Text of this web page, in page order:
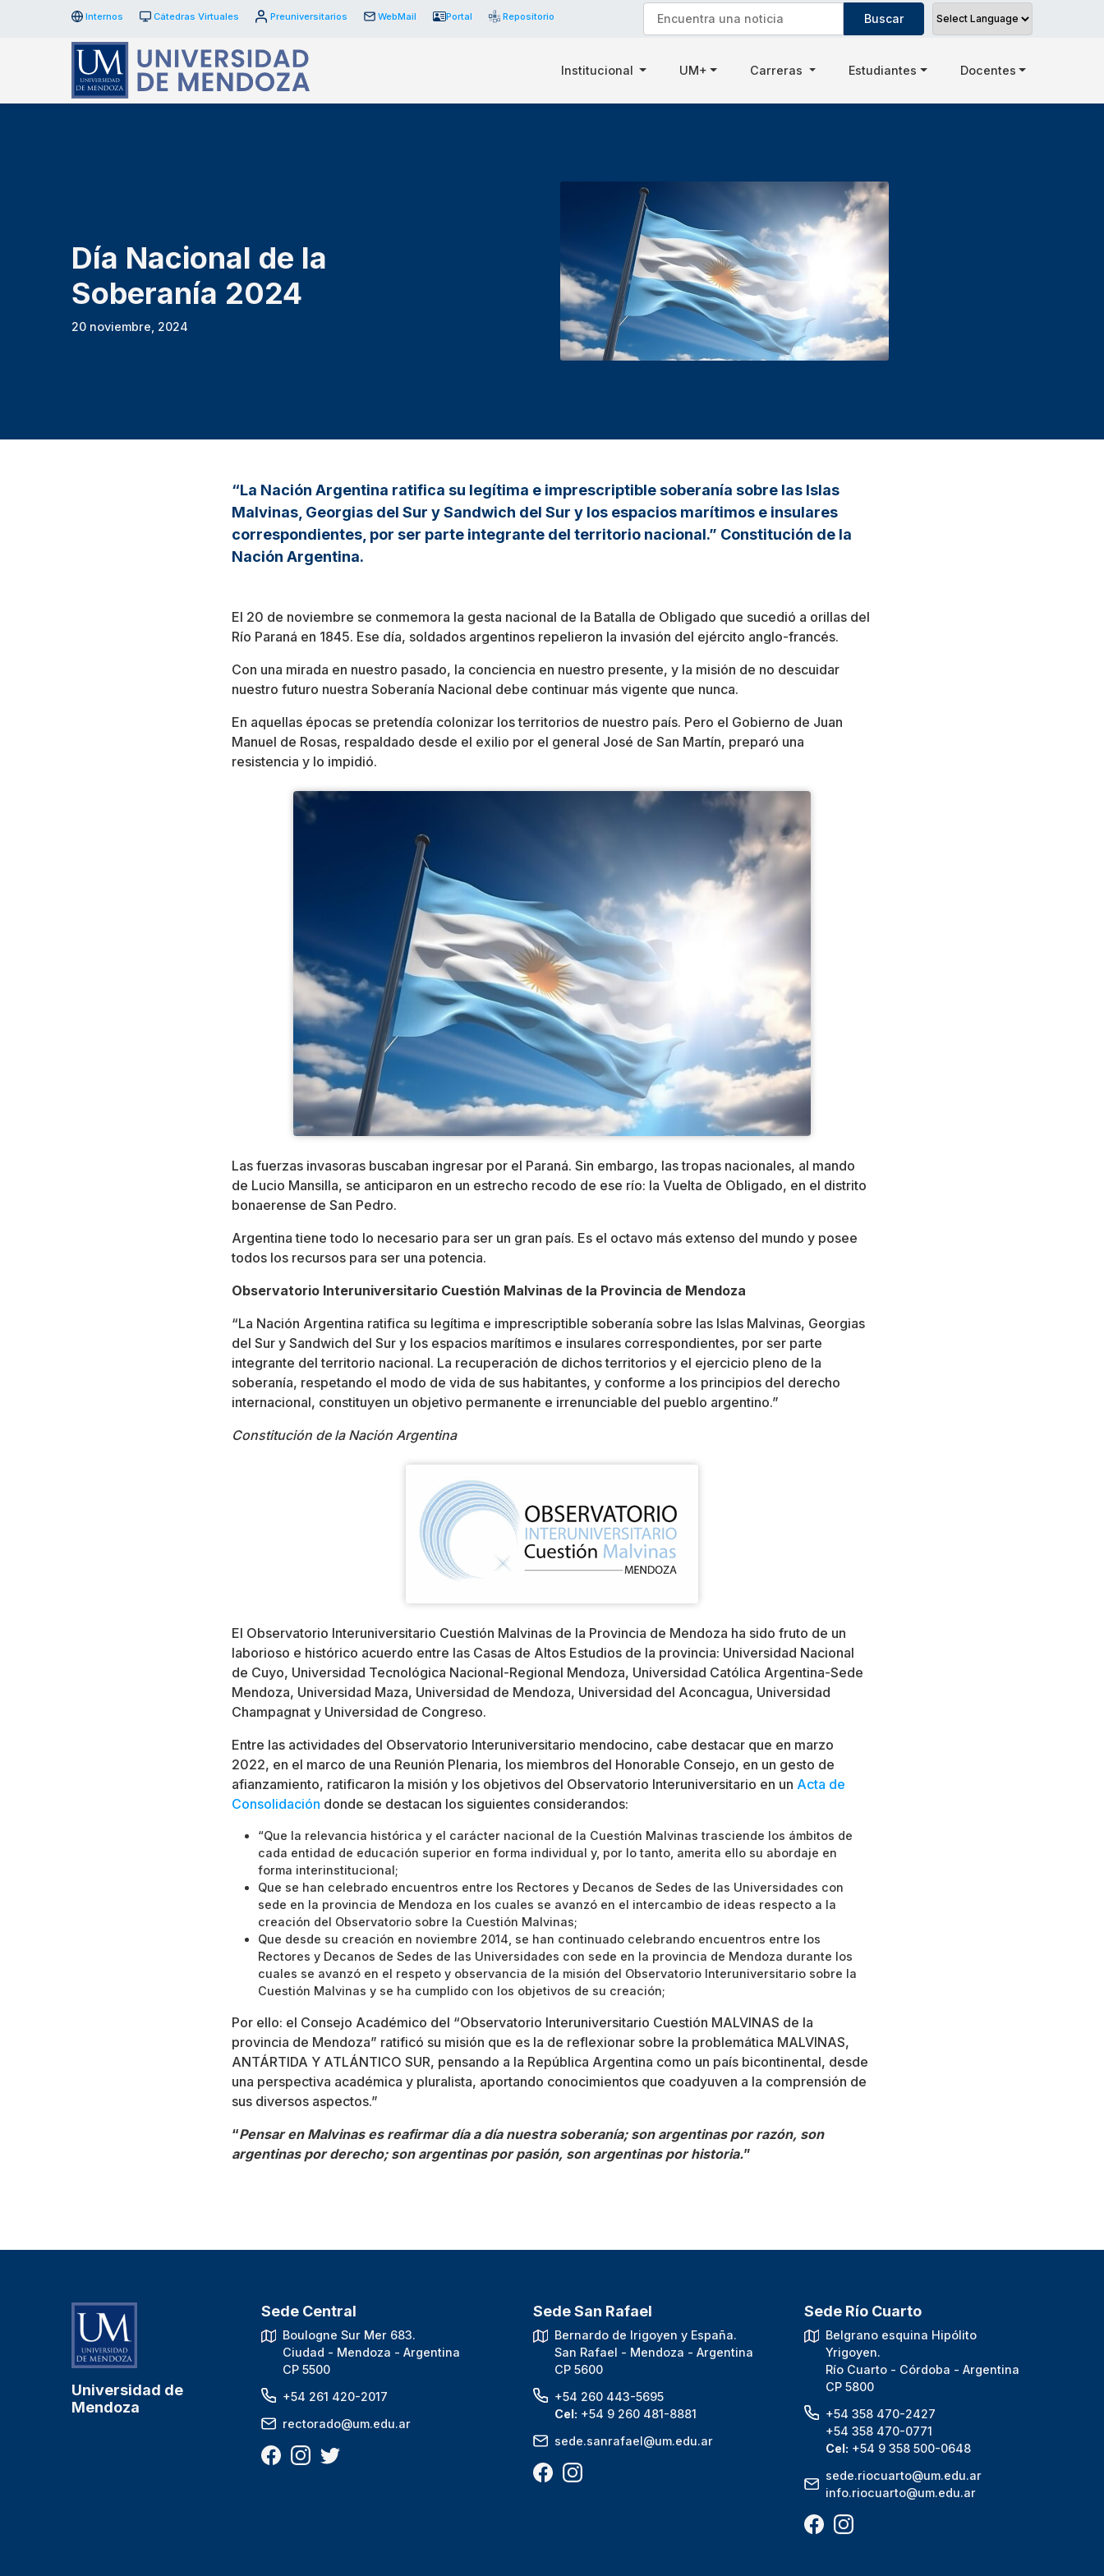
Internos Cátedras Virtuales Preuniversitarios WebMail Portal Repositorio
Institucional UM+ Carreras Estudiantes Docentes
Día Nacional de la
Soberanía 2024
20 noviembre, 2024
“La Nación Argentina ratifica su legítima e imprescriptible soberanía sobre las Islas
Malvinas, Georgias del Sur y Sandwich del Sur y los espacios marítimos e insulares
correspondientes, por ser parte integrante del territorio nacional.” Constitución de la
Nación Argentina.
El 20 de noviembre se conmemora la gesta nacional de la Batalla de Obligado que sucedió a orillas del
Río Paraná en 1845. Ese día, soldados argentinos repelieron la invasión del ejército anglo-francés.
Con una mirada en nuestro pasado, la conciencia en nuestro presente, y la misión de no descuidar
nuestro futuro nuestra Soberanía Nacional debe continuar más vigente que nunca.
En aquellas épocas se pretendía colonizar los territorios de nuestro país. Pero el Gobierno de Juan
Manuel de Rosas, respaldado desde el exilio por el general José de San Martín, preparó una
resistencia y lo impidió.
Las fuerzas invasoras buscaban ingresar por el Paraná. Sin embargo, las tropas nacionales, al mando
de Lucio Mansilla, se anticiparon en un estrecho recodo de ese río: la Vuelta de Obligado, en el distrito
bonaerense de San Pedro.
Argentina tiene todo lo necesario para ser un gran país. Es el octavo más extenso del mundo y posee
todos los recursos para ser una potencia.
Observatorio Interuniversitario Cuestión Malvinas de la Provincia de Mendoza
“La Nación Argentina ratifica su legítima e imprescriptible soberanía sobre las Islas Malvinas, Georgias
del Sur y Sandwich del Sur y los espacios marítimos e insulares correspondientes, por ser parte
integrante del territorio nacional. La recuperación de dichos territorios y el ejercicio pleno de la
soberanía, respetando el modo de vida de sus habitantes, y conforme a los principios del derecho
internacional, constituyen un objetivo permanente e irrenunciable del pueblo argentino.”
Constitución de la Nación Argentina
El Observatorio Interuniversitario Cuestión Malvinas de la Provincia de Mendoza ha sido fruto de un
laborioso e histórico acuerdo entre las Casas de Altos Estudios de la provincia: Universidad Nacional
de Cuyo, Universidad Tecnológica Nacional-Regional Mendoza, Universidad Católica Argentina-Sede
Mendoza, Universidad Maza, Universidad de Mendoza, Universidad del Aconcagua, Universidad
Champagnat y Universidad de Congreso.
Entre las actividades del Observatorio Interuniversitario mendocino, cabe destacar que en marzo
2022, en el marco de una Reunión Plenaria, los miembros del Honorable Consejo, en un gesto de
afianzamiento, ratificaron la misión y los objetivos del Observatorio Interuniversitario en un Acta de
Consolidación donde se destacan los siguientes considerandos:
“Que la relevancia histórica y el carácter nacional de la Cuestión Malvinas trasciende los ámbitos de
cada entidad de educación superior en forma individual y, por lo tanto, amerita ello su abordaje en
forma interinstitucional;
Que se han celebrado encuentros entre los Rectores y Decanos de Sedes de las Universidades con
sede en la provincia de Mendoza en los cuales se avanzó en el intercambio de ideas respecto a la
creación del Observatorio sobre la Cuestión Malvinas;
Que desde su creación en noviembre 2014, se han continuado celebrando encuentros entre los
Rectores y Decanos de Sedes de las Universidades con sede en la provincia de Mendoza durante los
cuales se avanzó en el respeto y observancia de la misión del Observatorio Interuniversitario sobre la
Cuestión Malvinas y se ha cumplido con los objetivos de su creación;
Por ello: el Consejo Académico del “Observatorio Interuniversitario Cuestión MALVINAS de la
provincia de Mendoza” ratificó su misión que es la de reflexionar sobre la problemática MALVINAS,
ANTÁRTIDA Y ATLÁNTICO SUR, pensando a la República Argentina como un país bicontinental, desde
una perspectiva académica y pluralista, aportando conocimientos que coadyuven a la comprensión de
sus diversos aspectos.”
“Pensar en Malvinas es reafirmar día a día nuestra soberanía; son argentinas por razón, son
argentinas por derecho; son argentinas por pasión, son argentinas por historia.”
Universidad de
Mendoza
Sede Central
Boulogne Sur Mer 683.
Ciudad - Mendoza - Argentina
CP 5500
+54 261 420-2017
rectorado@um.edu.ar
Sede San Rafael
Bernardo de Irigoyen y España.
San Rafael - Mendoza - Argentina
CP 5600
+54 260 443-5695
Cel: +54 9 260 481-8881
sede.sanrafael@um.edu.ar
Sede Río Cuarto
Belgrano esquina Hipólito
Yrigoyen.
Río Cuarto - Córdoba - Argentina
CP 5800
+54 358 470-2427
+54 358 470-0771
Cel: +54 9 358 500-0648
sede.riocuarto@um.edu.ar
info.riocuarto@um.edu.ar